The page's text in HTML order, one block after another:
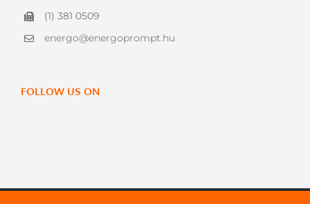
(1) 381 0509
energo@energoprompt.hu
FOLLOW US ON